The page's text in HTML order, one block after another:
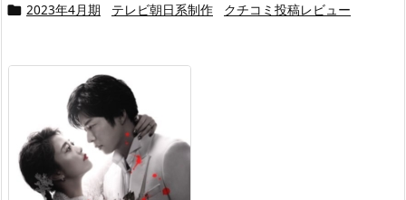
 2023年4月期 テレビ朝日系制作 クチコミ投稿レビュー